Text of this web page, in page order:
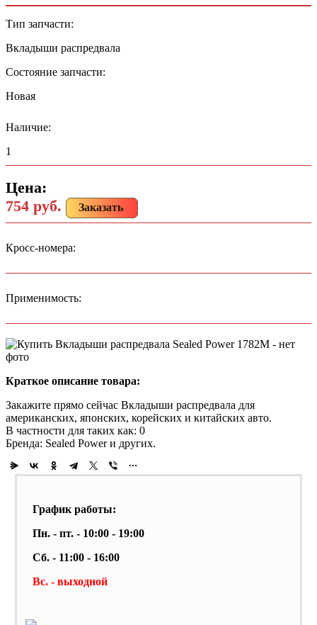
Тип запчасти:
Вкладыши распредвала
Состояние запчасти:
Новая
Наличие:
1
Цена:
754 руб.
Заказать
Кросс-номера:
Применимость:
Краткое описание товара:
Закажите прямо сейчас Вкладыши распредвала для
американских, японских, корейских и китайских авто.
В частности для таких как: 0
Бренда: Sealed Power и других.
График работы:
Пн. - пт. - 10:00 - 19:00
Сб. - 11:00 - 16:00
Вс. - выходной